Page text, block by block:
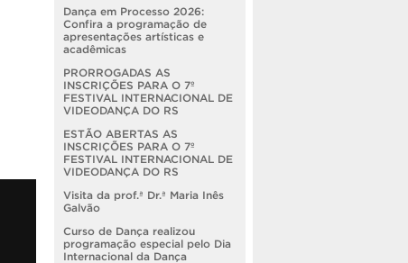
Dança em Processo 2026:
Confira a programação de
apresentações artísticas e
acadêmicas
PRORROGADAS AS
INSCRIÇÕES PARA O 7º
FESTIVAL INTERNACIONAL DE
VIDEODANÇA DO RS
ESTÃO ABERTAS AS
INSCRIÇÕES PARA O 7º
FESTIVAL INTERNACIONAL DE
VIDEODANÇA DO RS
Visita da prof.ª Dr.ª Maria Inês
Galvão
Curso de Dança realizou
programação especial pelo Dia
Internacional da Dança